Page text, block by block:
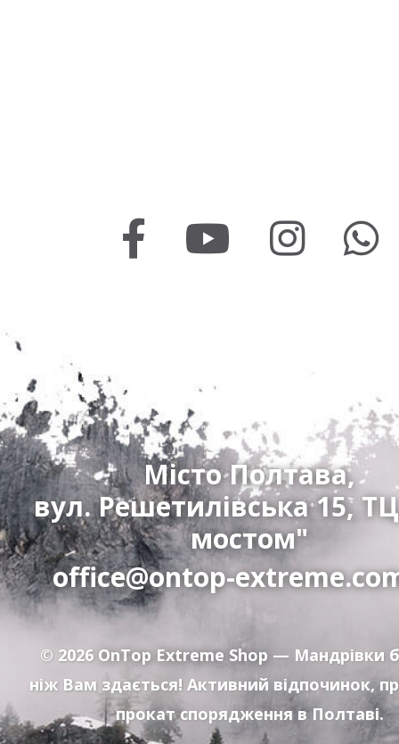
Місто Полтава,
вул. Решетилівська 15,
мостом"
office@ontop-
© 2026 OnTop Extreme Shop — Мандрівки
ніж Вам здається! Активний відпочинок,
прокат спорядження в Полтаві.